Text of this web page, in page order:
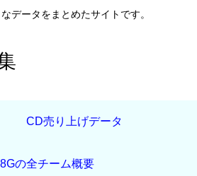
データをまとめたサイトです。
CD売り上げデータ
の全チーム概要